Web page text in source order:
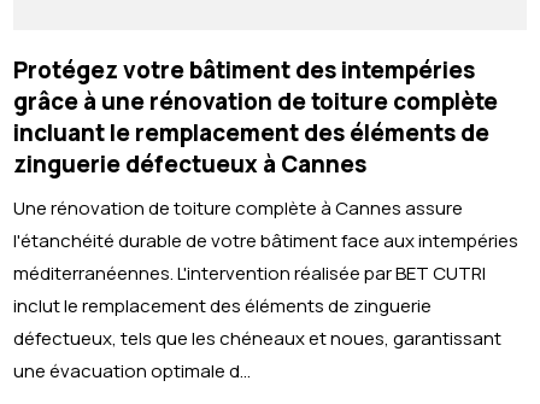
Protégez votre bâtiment des intempéries
grâce à une rénovation de toiture complète
incluant le remplacement des éléments de
zinguerie défectueux à Cannes
Une rénovation de toiture complète à Cannes assure
l'étanchéité durable de votre bâtiment face aux intempéries
méditerranéennes. L'intervention réalisée par BET CUTRI
inclut le remplacement des éléments de zinguerie
défectueux, tels que les chéneaux et noues, garantissant
une évacuation optimale d...